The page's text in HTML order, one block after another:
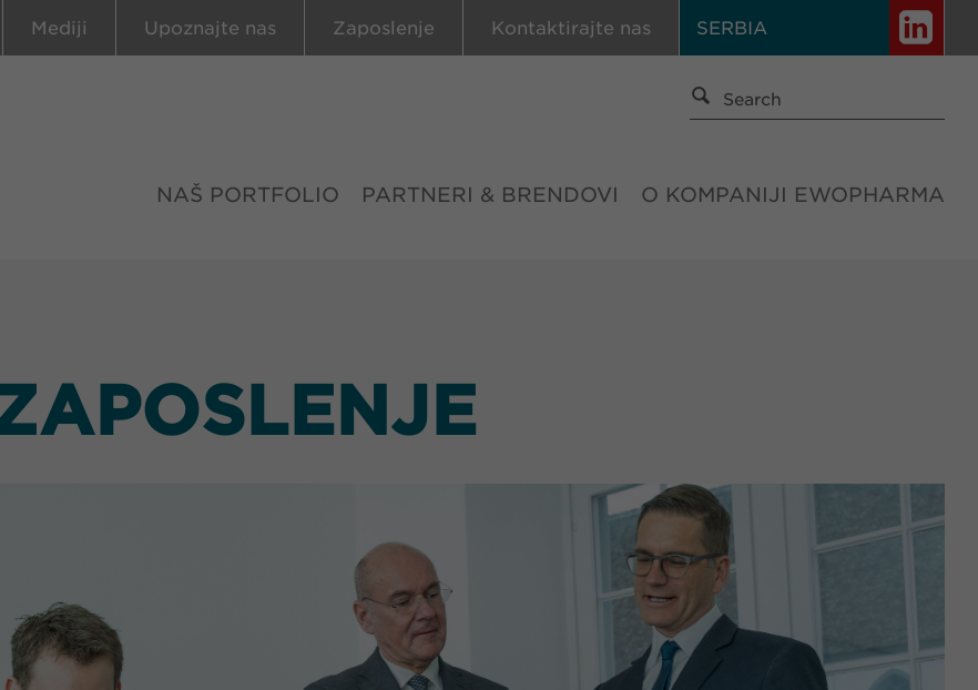
SERBIA
Mediji Upoznajte nas Zaposlenje Kontaktirajte nas
NAŠ PORTFOLIO PARTNERI & BRENDOVI O KOMPANIJI EWOPHARMA